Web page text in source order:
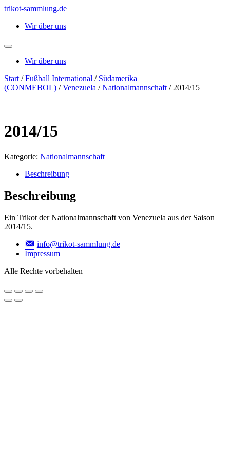
Zum
springen
trikot-sammlung.de
Wir über uns
Wir über uns
Start /Fußball International / Südamerika
(CONMEBOL) /Venezuela /Nationalmannschaft / 2014/15
2014/15
Kategorie: Nationalmannschaft
Beschreibung
Beschreibung
Ein Trikot der Nationalmannschaft von Venezuela aus der Saison
2014/15.
info@trikot-sammlung.de
Impressum
Alle Rechte vorbehalten